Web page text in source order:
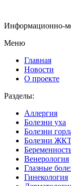
Информационно-
Меню
Главная
Новости
О проекте
Разделы:
Аллергия
Болезни уха
Болезни
Болезни
Венерология
Глазные
Гинекология